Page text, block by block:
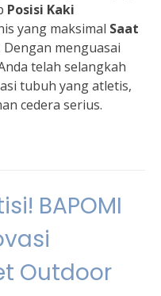
Posisi Kaki
yang maksimal Saat
menguasai
telah selangkah
tubuh yang atletis,
cedera serius.
BAPOMI
Outdoor